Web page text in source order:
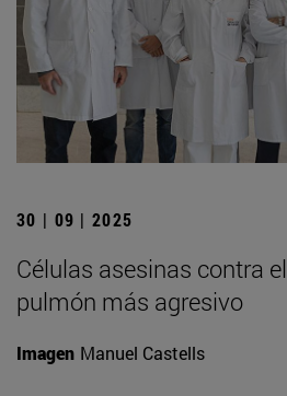
30 | 09 | 2025
Células asesinas contra
pulmón más agresivo
Imagen Manuel Castells